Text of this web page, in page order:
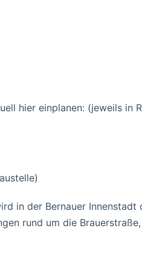
hier einplanen: (jeweils in
in der Bernauer
rund um die